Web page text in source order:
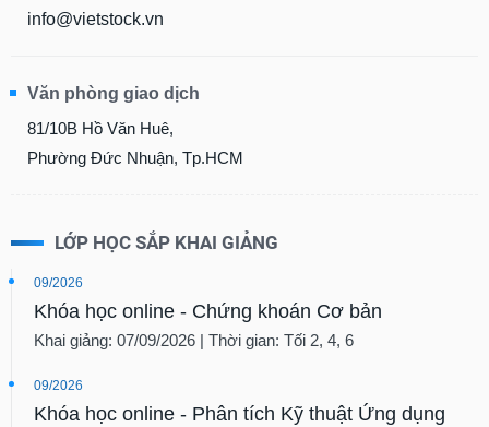
info@vietstock.vn
Văn phòng giao dịch
81/10B Hồ Văn Huê,
Phường Đức Nhuận, Tp.HCM
LỚP HỌC SẮP KHAI GIẢNG
09/2026
Khóa học online - Chứng khoán Cơ bản
Khai giảng: 07/09/2026 | Thời gian: Tối 2, 4, 6
09/2026
Khóa học online - Phân tích Kỹ thuật Ứng dụng